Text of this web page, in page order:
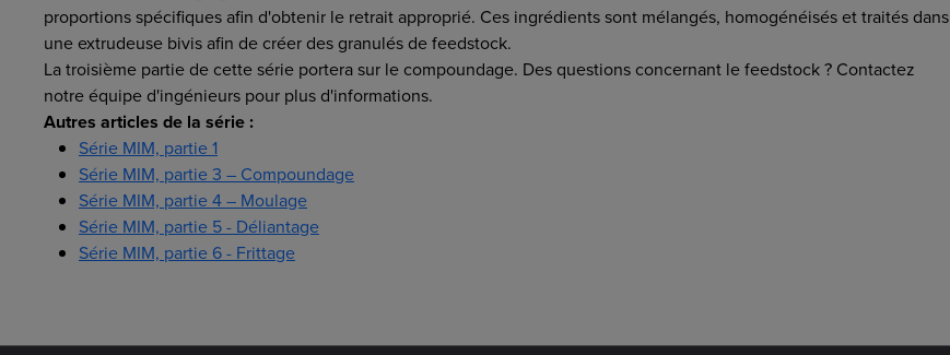
proportions spécifiques afin d'obtenir le retrait approprié. Ces ingrédients sont mélangés, homogénéisés et traités dans
une extrudeuse bivis afin de créer des granulés de feedstock.
La troisième partie de cette série portera sur le compoundage. Des questions concernant le feedstock ? Contactez
notre équipe d'ingénieurs pour plus d'informations.
Autres articles de la série :
Série MIM, partie 1
Série MIM, partie 3 – Compoundage
Série MIM, partie 4 – Moulage
Série MIM, partie 5 - Déliantage
Série MIM, partie 6 - Frittage